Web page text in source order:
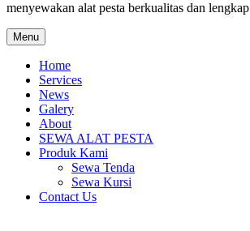
menyewakan alat pesta berkualitas dan lengkap
Menu
Home
Services
News
Galery
About
SEWA ALAT PESTA
Produk Kami
Sewa Tenda
Sewa Kursi
Contact Us